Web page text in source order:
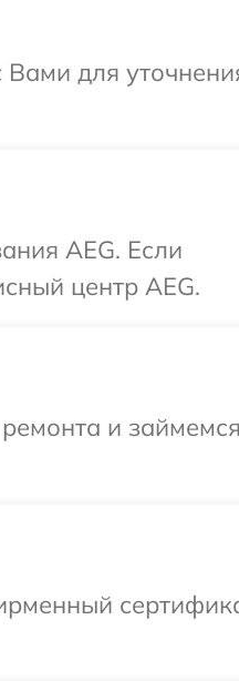
Вами для
AEG. Если
центр AEG.
и займемся